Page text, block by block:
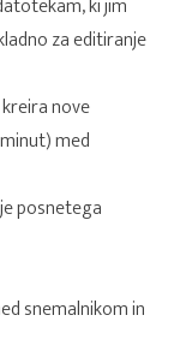
ki jim
za editiranje
nove
med
posnetega
snemalnikom in